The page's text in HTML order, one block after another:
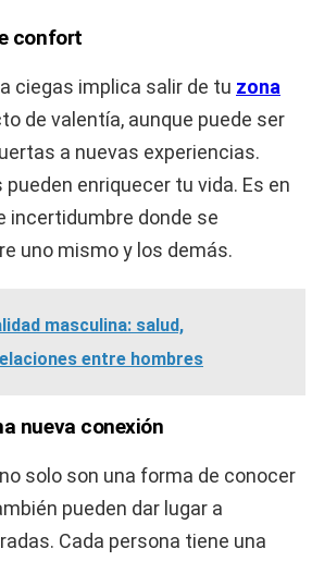
confort
ciegas implica salir de tu zona
de valentía, aunque puede ser
a nuevas experiencias.
enriquecer tu vida. Es en
incertidumbre donde se
uno mismo y los demás.
masculina: salud,
entre hombres
nueva conexión
solo son una forma de conocer
pueden dar lugar a
Cada persona tiene una